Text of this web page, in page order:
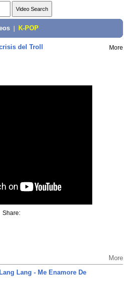
K-POP
del Troll More
Share:
More
Lang - Me Enamore De